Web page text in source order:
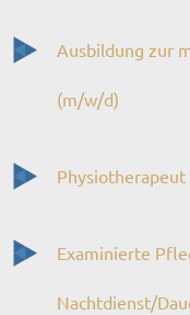
Ausbildung zur
(m/w/d)
Examinierte
Nachtdienst/